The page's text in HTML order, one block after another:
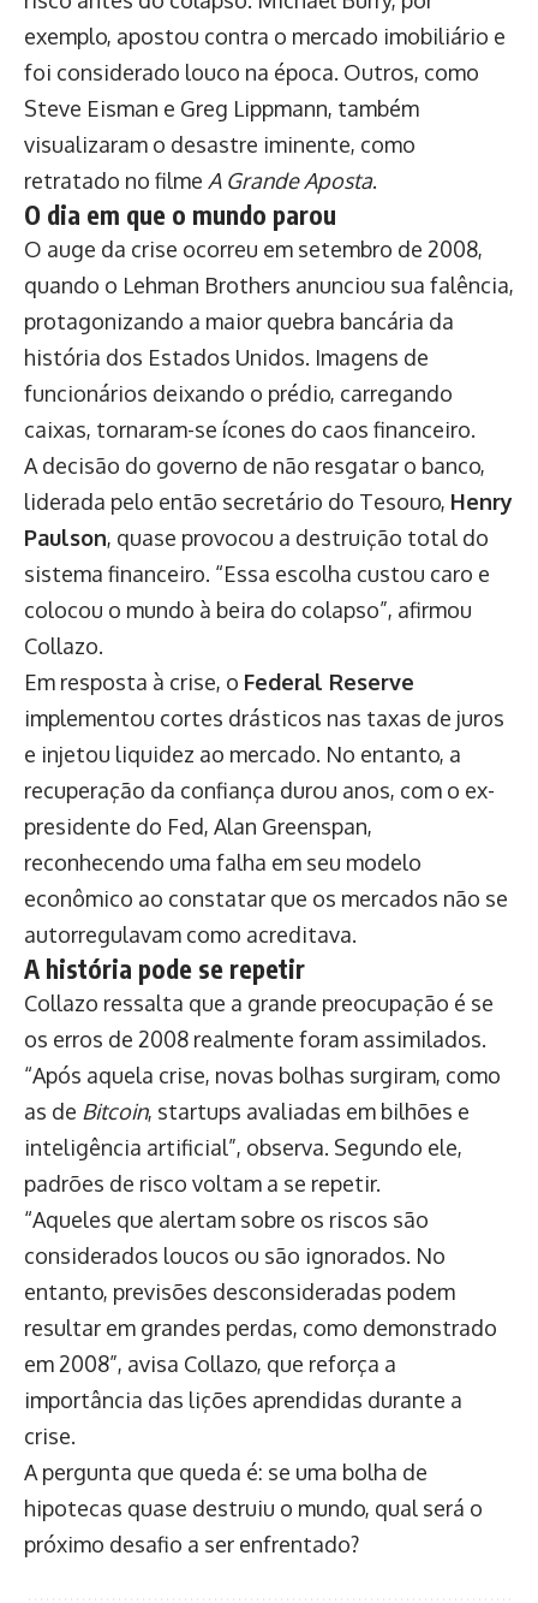
exemplo, apostou contra o mercado imobiliário e
foi considerado louco na época. Outros, como
Steve Eisman e Greg Lippmann, também
visualizaram o desastre iminente, como
retratado no filme A Grande Aposta.
O dia em que o mundo parou
O auge da crise ocorreu em setembro de 2008,
quando o Lehman Brothers anunciou sua falência,
protagonizando a maior quebra bancária da
história dos Estados Unidos. Imagens de
funcionários deixando o prédio, carregando
caixas, tornaram-se ícones do caos financeiro.
A decisão do governo de não resgatar o banco,
liderada pelo então secretário do Tesouro, Henry
Paulson, quase provocou a destruição total do
sistema financeiro. “Essa escolha custou caro e
colocou o mundo à beira do colapso”, afirmou
Collazo.
Em resposta à crise, o Federal Reserve
implementou cortes drásticos nas taxas de juros
e injetou liquidez ao mercado. No entanto, a
recuperação da confiança durou anos, com o ex-
presidente do Fed, Alan Greenspan,
reconhecendo uma falha em seu modelo
econômico ao constatar que os mercados não se
autorregulavam como acreditava.
A história pode se repetir
Collazo ressalta que a grande preocupação é se
os erros de 2008 realmente foram assimilados.
“Após aquela crise, novas bolhas surgiram, como
as de Bitcoin, startups avaliadas em bilhões e
inteligência artificial”, observa. Segundo ele,
padrões de risco voltam a se repetir.
“Aqueles que alertam sobre os riscos são
considerados loucos ou são ignorados. No
entanto, previsões desconsideradas podem
resultar em grandes perdas, como demonstrado
em 2008”, avisa Collazo, que reforça a
importância das lições aprendidas durante a
crise.
A pergunta que queda é: se uma bolha de
hipotecas quase destruiu o mundo, qual será o
próximo desafio a ser enfrentado?